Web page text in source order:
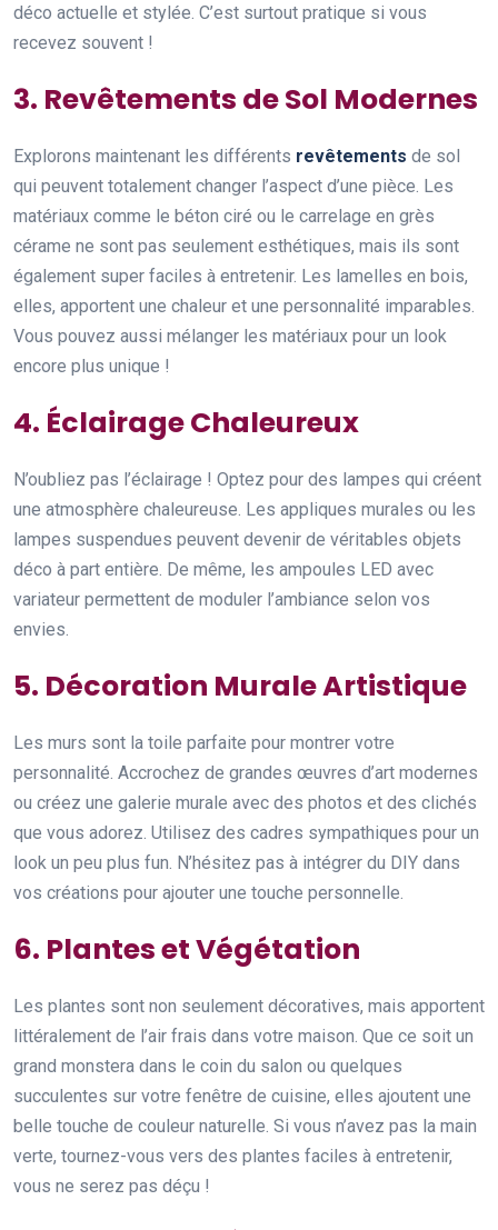
déco actuelle et stylée. C’est surtout pratique si vous
recevez souvent !
3. Revêtements de Sol Modernes
Explorons maintenant les différents revêtements de sol
qui peuvent totalement changer l’aspect d’une pièce. Les
matériaux comme le béton ciré ou le carrelage en grès
cérame ne sont pas seulement esthétiques, mais ils sont
également super faciles à entretenir. Les lamelles en bois,
elles, apportent une chaleur et une personnalité imparables.
Vous pouvez aussi mélanger les matériaux pour un look
encore plus unique !
4. Éclairage Chaleureux
N’oubliez pas l’éclairage ! Optez pour des lampes qui créent
une atmosphère chaleureuse. Les appliques murales ou les
lampes suspendues peuvent devenir de véritables objets
déco à part entière. De même, les ampoules LED avec
variateur permettent de moduler l’ambiance selon vos
envies.
5. Décoration Murale Artistique
Les murs sont la toile parfaite pour montrer votre
personnalité. Accrochez de grandes œuvres d’art modernes
ou créez une galerie murale avec des photos et des clichés
que vous adorez. Utilisez des cadres sympathiques pour un
look un peu plus fun. N’hésitez pas à intégrer du DIY dans
vos créations pour ajouter une touche personnelle.
6. Plantes et Végétation
Les plantes sont non seulement décoratives, mais apportent
littéralement de l’air frais dans votre maison. Que ce soit un
grand monstera dans le coin du salon ou quelques
succulentes sur votre fenêtre de cuisine, elles ajoutent une
belle touche de couleur naturelle. Si vous n’avez pas la main
verte, tournez-vous vers des plantes faciles à entretenir,
vous ne serez pas déçu !